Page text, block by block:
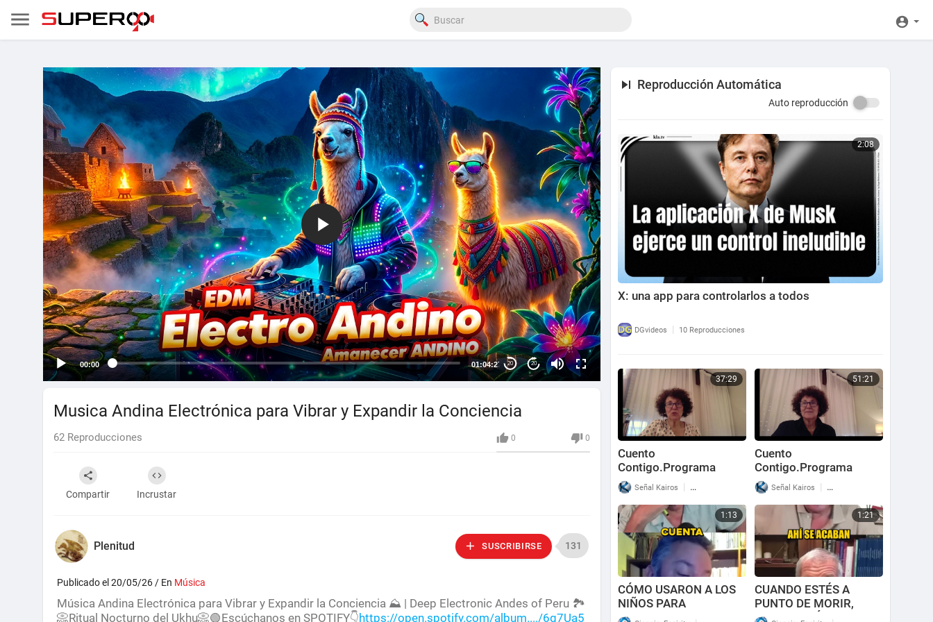
00:00 01:04:27 20 20
Reproducción Automática
Auto reproducción
2:08
X: una app para controlarlos a todos
DGvideos | 10 Reproducciones
37:29
Cuento
Contigo.Programa
nº181. Relatos para
seguir pensando.
Señal Kairos | 66 Reproducciones
51:21
Cuento
Contigo.Programa
nº180.Relatos para
pensar.
Señal Kairos | 92 Reproducciones
1:13
CÓMO USARON A LOS
NIÑOS PARA
CONTROLAR EL
1:21
CUANDO ESTÉS A
PUNTO DE MORIR,
ENTENDERÁS PARA
Musica Andina Electrónica para Vibrar y Expandir la Conciencia
0 0
62 Reproducciones
Compartir Incrustar
Plenitud SUSCRIBIRSE 131
Publicado el 20/05/26 / En Música
⁣Música Andina Electrónica para Vibrar y Expandir la Conciencia ⛰ | Deep Electronic Andes of Peru 🏞
📀Ritual Nocturno del Ukhu📀🟢Escúchanos en SPOTIFY👇https://open.spotify.com/album..../6g7Ua5